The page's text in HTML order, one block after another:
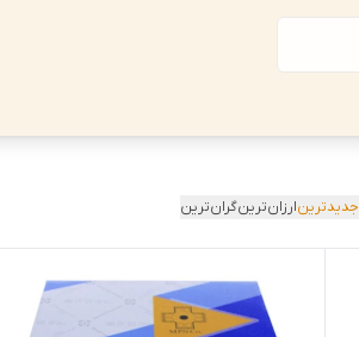
جدیدترینارزان‌ترینگران‌ترین